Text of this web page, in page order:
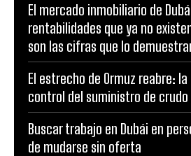
El mercado inmobiliario de
rentabilidades que ya no
son las cifras que lo
El estrecho de Ormuz reabre:
control del suministro de crudo
Buscar trabajo en Dubái en
de mudarse sin oferta